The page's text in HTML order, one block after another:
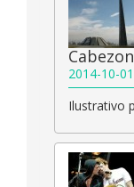
Cabezon
2014-10-
Ilustrativo